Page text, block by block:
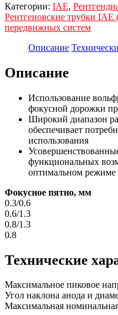
Категории: IAE,
Рентгеновские трубки
передвижных систем
Описание
Описание
Использование
фокусной дорожки
Широкий диапазон
обеспечивает
использования
функциональных
оптимальном режиме
Фокусное пятно, мм
0.3/0.6
0.6/1.3
0.8/1.3
0.8
Технические
Максимальное пиковое
Угол наклона анода и
Максимальная